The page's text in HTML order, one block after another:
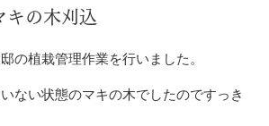
の木刈込
の植栽管理作業を行いました。
ない状態のマキの木でしたのですっき